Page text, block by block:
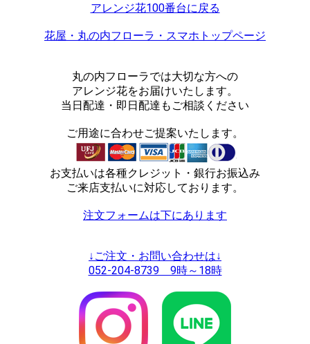
アレンジ花100番台に戻る
花屋・丸の内フローラ・スマホトップページ
丸の内フローラでは大切な方への
アレンジ花をお届けいたします。
当日配達・即日配達もご相談ください
ご用途に合わせご提案いたします。
お支払いは各種クレジット・銀行お振込み
ご来店支払いに対応しております。
注文フォームは下にあります
↓ご注文・お問い合わせは↓
052-204-8739 9時～18時